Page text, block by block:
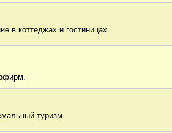
в коттеджах и гостиницах.
туризм.